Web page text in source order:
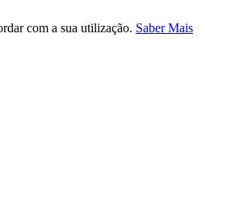
com a sua utilização. Saber Mais